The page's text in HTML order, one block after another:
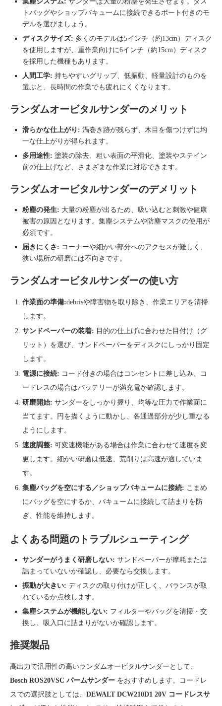
トバッグやショップバキュームに接続できるポート付きのモ
デルを選びましょう。
ディスクサイズ: 多くのモデルは5インチ（約13cm）ディスク
を使用しますが、重作業向けに6インチ（約15cm）ディスク
を採用した機種もあります。
人間工学: 持ちやすいグリップ、低振動、軽量設計のものを
選ぶと、長時間の作業でも疲れにくくなります。
ランダムオービタルサンダーのメリット
滑らかな仕上がり: 渦巻き跡が残らず、木目を傷つけずに均
一な仕上がりが得られます。
多用途性: 塗装の除去、粗い表面の平滑化、塗装やステイン
前の仕上げなど、さまざまな作業に対応できます。
ランダムオービタルサンダーのデメリット
粉塵の発生: 大量の粉塵が出るため、吸い込むと刺激や健康
被害の原因となります。集塵システムや防塵マスクの使用が
必須です。
届きにくさ: コーナーや細かい部分へのアクセスが難しく、
狭い場所の研磨には不向きです。
ランダムオービタルサンダーの使い方
作業面の準備:debrisや障害物を取り除き、作業エリアを清掃
します。
サンドペーパーの装着: 目的の仕上げに合わせた目付け（グ
リット）を選び、サンドペーパーをディスクにしっかり固定
します。
電源に接続: コード付きの場合はコンセントに差し込み、コ
ードレスの場合はバッテリーが満充電か確認します。
研磨開始: サンダーをしっかり握り、均等な圧力で作業面に
当てます。円を描くように動かし、各通過部分が少し重なる
ようにします。
速度調整: 可変速機能がある場合は作業に合わせて速度を変
更します。細かい研磨は低速、荒削りは高速が適していま
す。
集塵バッグを空にする／ショップバキュームに接続: こまめ
にバッグを空にするか、バキュームに接続して詰まりを防
ぎ、性能を維持します。
よくある問題のトラブルシューティング
サンダーがうまく研磨しない: サンドペーパーが摩耗または
詰まっていないか確認し、必要なら交換します。
振動が大きい: ディスクの取り付けが正しく、バランスが取
れているか点検します。
集塵システムが機能しない: フィルターやバッグを清掃・交
換し、吸入口に詰まりがないか確認します。
推奨製品
高出力で汎用性の高いランダムオービタルサンダーとして、
Bosch ROS20VSC パームサンダー をおすすめします。コードレ
スでの選択肢としては、 DEWALT DCW210D1 20V コードレスサ